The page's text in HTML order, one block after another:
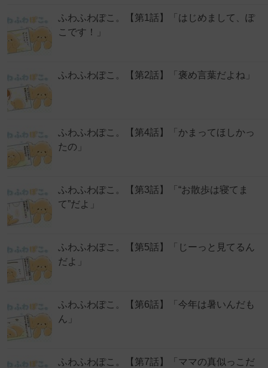
ふわふわぽこ。【第1話】「はじめまして、ぽ
こです！」
ふわふわぽこ。【第2話】「褒め言葉だよね」
ふわふわぽこ。【第4話】「かまってほしかっ
たの」
ふわふわぽこ。【第3話】「“お散歩は寝てま
て”だよ」
ふわふわぽこ。【第5話】「じーっと見てるん
だよ」
ふわふわぽこ。【第6話】「今年は暑いんだも
ん」
ふわふわぽこ。【第7話】「ママの真似っこだ